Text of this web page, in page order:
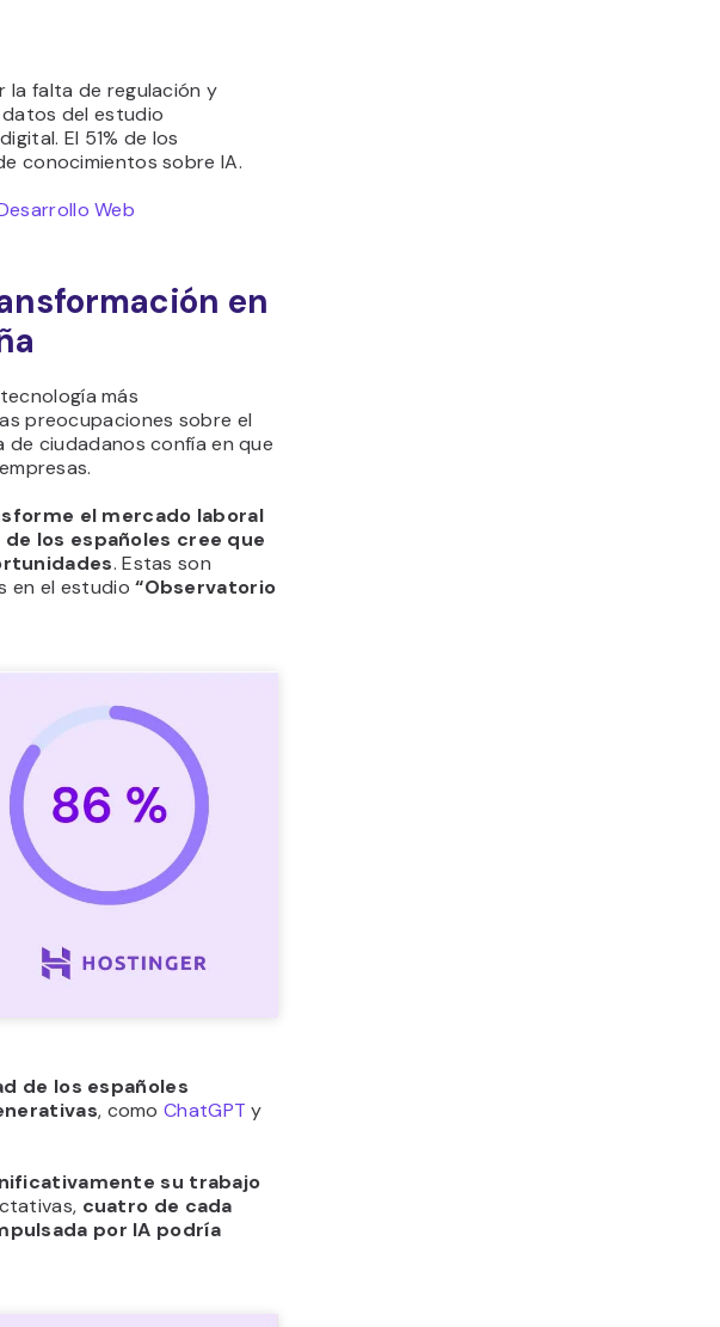
la falta de regulación y
del estudio
El 51% de los
conocimientos sobre IA.
Web
en
más
preocupaciones sobre el
de ciudadanos confía en que
el mercado laboral
los españoles cree que
. Estas son
en el estudio“Observatorio
de los españoles
, comoChatGPT y
su trabajo
cuatro de cada
por IA podría